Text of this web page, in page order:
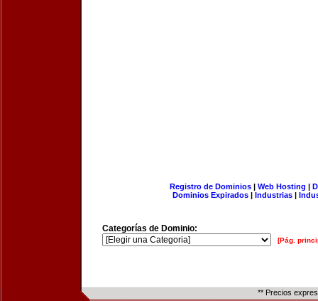
Registro de Dominios| Web Hosting |
Dominios Expirados | Industrias |
Categorías de Dominio:
[Pág.
** Precios